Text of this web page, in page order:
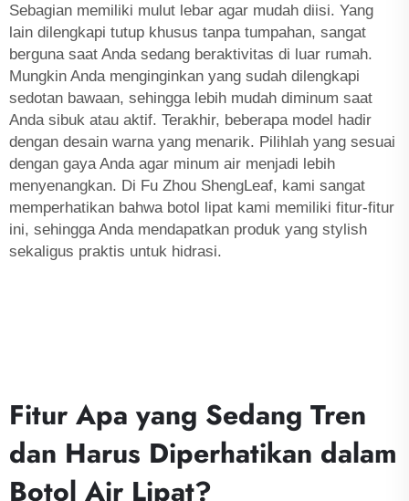
Sebagian memiliki mulut lebar agar mudah diisi. Yang
lain dilengkapi tutup khusus tanpa tumpahan, sangat
berguna saat Anda sedang beraktivitas di luar rumah.
Mungkin Anda menginginkan yang sudah dilengkapi
sedotan bawaan, sehingga lebih mudah diminum saat
Anda sibuk atau aktif. Terakhir, beberapa model hadir
dengan desain warna yang menarik. Pilihlah yang sesuai
dengan gaya Anda agar minum air menjadi lebih
menyenangkan. Di Fu Zhou ShengLeaf, kami sangat
memperhatikan bahwa botol lipat kami memiliki fitur-fitur
ini, sehingga Anda mendapatkan produk yang stylish
sekaligus praktis untuk hidrasi.
Fitur Apa yang Sedang Tren
dan Harus Diperhatikan dalam
Botol Air Lipat?